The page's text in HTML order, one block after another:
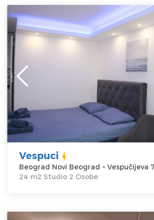
Studio Apartman Vespuci Beograd Novi
Povrsine 24m2 i pogodan je za 2 osobe.
Beograd
Lokacija:
Novi Beograd
Adresa:
Vespučijeva 7
Kvadratura :
Struktura :
Studio
Vespuci
Beograd Novi Beograd ~ Vespučijeva 7
24 m2 Studio 2 Osobe
Studio Apartman Winer A 1 Beograd